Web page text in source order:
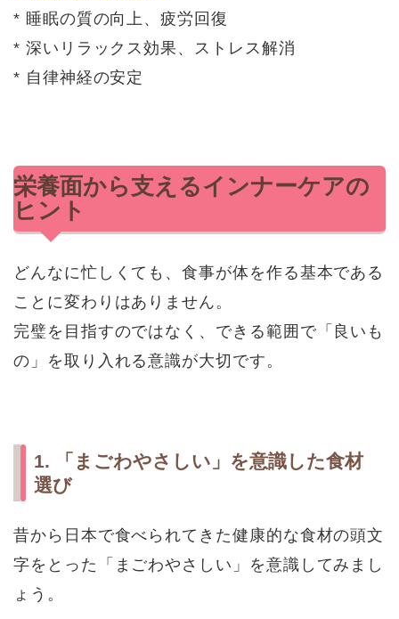
* 睡眠の質の向上、疲労回復
* 深いリラックス効果、ストレス解消
* 自律神経の安定
栄養面から支えるインナーケアの
ヒント
どんなに忙しくても、食事が体を作る基本である
ことに変わりはありません。
完璧を目指すのではなく、できる範囲で「良いも
の」を取り入れる意識が大切です。
1. 「まごわやさしい」を意識した食材
選び
昔から日本で食べられてきた健康的な食材の頭文
字をとった「まごわやさしい」を意識してみまし
ょう。